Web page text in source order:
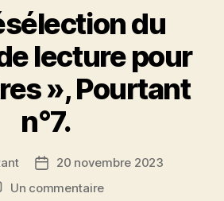
du
lecture pour
», Pourtant
n°7.
Date20 novembre 2023
Un commentairesur